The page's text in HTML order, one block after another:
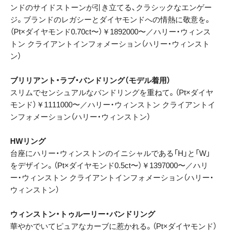
ンドのサイドストーンが引き立てる、クラシックなエンゲー
ジ。ブランドのレガシーとダイヤモンドへの情熱に敬意を。
（Pt×ダイヤモンド0.70ct〜）￥1892000〜／ハリー・ウィンス
トン クライアントインフォメーション（ハリー・ウィンスト
ン）
ブリリアント・ラブ・バンドリング（モデル着用）
スリムでセンシュアルなバンドリングを重ねて。（Pt×ダイヤ
モンド）￥1111000〜／ハリー・ウィンストン クライアントイ
ンフォメーション（ハリー・ウィンストン）
HWリング
台座にハリー・ウィンストンのイニシャルである「H」と「W」
をデザイン。（Pt×ダイヤモンド0.5ct〜）￥1397000〜／ハリ
ー・ウィンストン クライアントインフォメーション（ハリー・
ウィンストン）
ウィンストン・トゥルーリー・バンドリング
華やかでいてピュアなカーブに惹かれる。（Pt×ダイヤモンド）